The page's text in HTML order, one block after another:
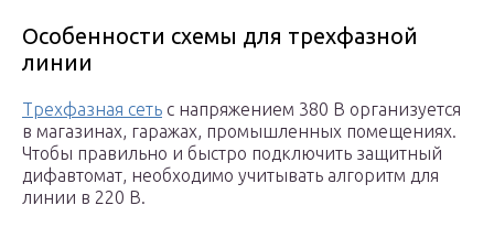
Особенности схемы для трехфазной
линии
Трехфазная сеть с напряжением 380 В организуется
в магазинах, гаражах, промышленных помещениях.
Чтобы правильно и быстро подключить защитный
дифавтомат, необходимо учитывать алгоритм для
линии в 220 В.